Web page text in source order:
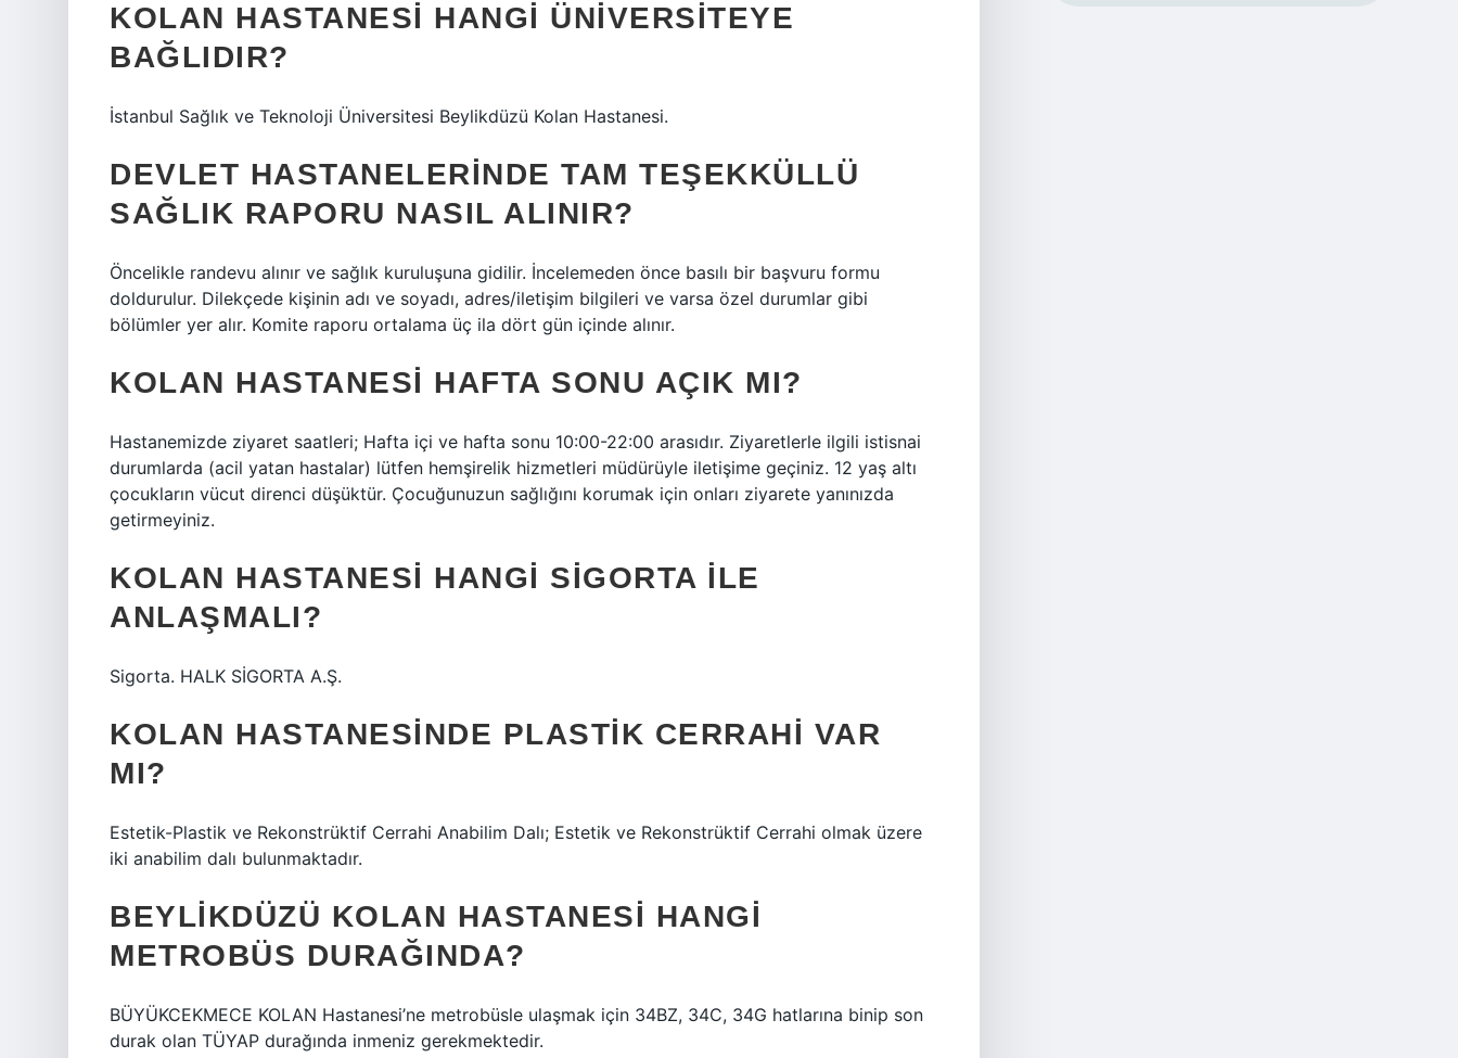
KOLAN HASTANESI HANGI ÜNIVERSITEYE
BAĞLIDIR?
İstanbul Sağlık ve Teknoloji Üniversitesi Beylikdüzü Kolan Hastanesi.
DEVLET HASTANELERINDE TAM TEŞEKKÜLLÜ
SAĞLIK RAPORU NASIL ALINIR?
Öncelikle randevu alınır ve sağlık kuruluşuna gidilir. İncelemeden önce basılı bir başvuru formu
doldurulur. Dilekçede kişinin adı ve soyadı, adres/iletişim bilgileri ve varsa özel durumlar gibi
bölümler yer alır. Komite raporu ortalama üç ila dört gün içinde alınır.
KOLAN HASTANESI HAFTA SONU AÇIK MI?
Hastanemizde ziyaret saatleri; Hafta içi ve hafta sonu 10:00-22:00 arasıdır. Ziyaretlerle ilgili istisnai
durumlarda (acil yatan hastalar) lütfen hemşirelik hizmetleri müdürüyle iletişime geçiniz. 12 yaş altı
çocukların vücut direnci düşüktür. Çocuğunuzun sağlığını korumak için onları ziyarete yanınızda
getirmeyiniz.
KOLAN HASTANESI HANGI SIGORTA ILE
ANLAŞMALI?
Sigorta. HALK SİGORTA A.Ş.
KOLAN HASTANESINDE PLASTIK CERRAHI VAR
MI?
Estetik-Plastik ve Rekonstrüktif Cerrahi Anabilim Dalı; Estetik ve Rekonstrüktif Cerrahi olmak üzere
iki anabilim dalı bulunmaktadır.
BEYLIKDÜZÜ KOLAN HASTANESI HANGI
METROBÜS DURAĞINDA?
BÜYÜKCEKMECE KOLAN Hastanesi’ne metrobüsle ulaşmak için 34BZ, 34C, 34G hatlarına binip son
durak olan TÜYAP durağında inmeniz gerekmektedir.